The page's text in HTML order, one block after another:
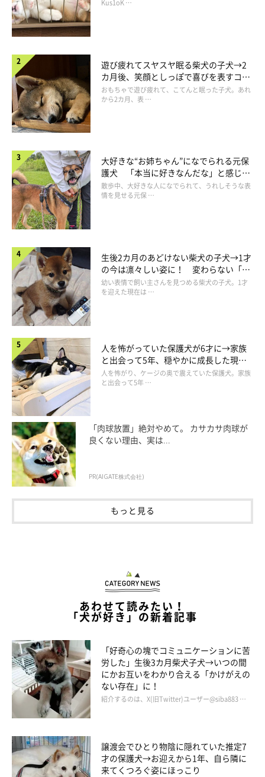
「うーん、もう飽きたんだけどワン……・ω・」
ボールで遊ぼうとする飼い主さんを見て見ぬふりをするてつ君で
した（笑）
柴犬 One day shibe suddenly wants to play with the ball.Shibe
is moody.）
https://www.youtube.com/watch?v=GiykHdEok9U
文／二宮ねこむ
長！
Kus1oK …
遊び疲れてスヤスヤ眠る柴犬の子犬→2
カ月後、笑顔としっぽで喜びを表すコに
成長！
おもちゃで遊び疲れて、こてんと眠った子犬。あれ
から2カ月、表 …
大好きな“お姉ちゃん”になでられる元保
護犬 「本当に好きなんだな」と感じる
表情にほっこり
散歩中、大好きな人になでられて、うれしそうな表
情を見せる元保 …
生後2カ月のあどけない柴犬の子犬→1才
の今は凛々しい姿に！ 変わらない「く
りくりおめめ」にもほっこり
幼い表情で飼い主さんを見つめる柴犬の子犬。1才
を迎えた現在は …
人を怖がっていた保護犬が6才に→家族
と出会って5年、穏やかに成長した現在
の姿にグッとくる
人を怖がり、ケージの奥で震えていた保護犬。家族
と出会って5年 …
「肉球放置」絶対やめて。 カサカサ肉球が
良くない理由、実は...
PR(AIGATE株式会社)
もっと見る
あわせて読みたい！
「犬が好き」の新着記事
「好奇心の塊でコミュニケーションに苦
労した」生後3カ月柴犬子犬→いつの間
にかお互いをわかり合える「かけがえの
ない存在」に！
紹介するのは、X(旧Twitter)ユーザー@siba883 …
譲渡会でひとり物陰に隠れていた推定7
才の保護犬→お迎えから1年、自ら隣に
来てくつろぐ姿にほっこり